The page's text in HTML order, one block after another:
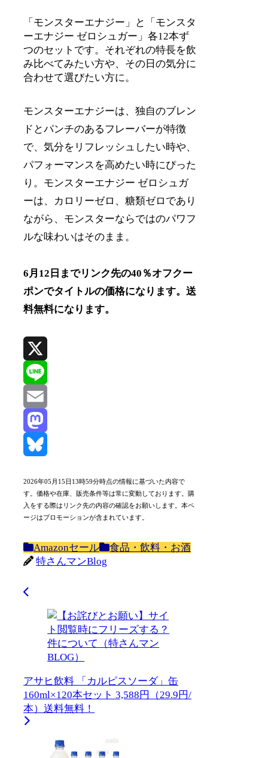
「モンスターエナジー」と「モンスタ
ーエナジー ゼロシュガー」各12本ず
つのセットです。それぞれの特長を飲
み比べてみたい方や、その日の気分に
合わせて選びたい方に。
モンスターエナジーは、独自のブレン
ドとパンチのあるフレーバーが特徴
で、気分をリフレッシュしたい時や、
パフォーマンスを高めたい時にぴった
り。モンスターエナジー ゼロシュガ
ーは、カロリーゼロ、糖類ゼロであり
ながら、モンスターならではのパワフ
ルな味わいはそのまま。
6月12日までリンク先の40％オフクー
ポンでタイトルの価格になります。送
料無料になります。
X
Line
Email
Mastodon
2026年05月15日13時59分時点の情報に基づいた内容で
す。価格や在庫、販売条件等は常に変動しております。購
入をする際はリンク先の内容の確認をお願いします。本ペ
ージはプロモーションが含まれています。
Amazonセール
食品・飲料・お酒
特さんマンBlog
アサヒ飲料 「カルピスソーダ」缶
160ml×120本セット 3,588円（29.9円/
本）送料無料！